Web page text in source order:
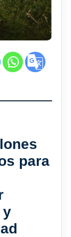
para
y